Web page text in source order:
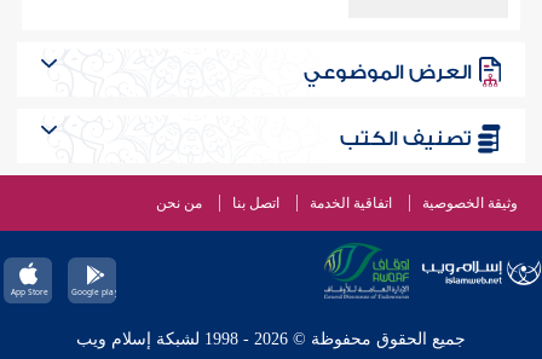
العرض الموضوعي
تصنيف الكتب
وثيقة الخصوصية اتفاقية الخدمة اتصل بنا من نحن
جميع الحقوق محفوظة © 2026 - 1998 لشبكة إسلام ويب